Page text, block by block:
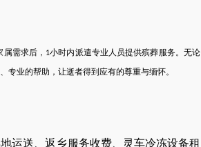
需求后， 1小时内派遣专业人员提供殡葬服务。无论
业的帮助，让逝者得到应有的尊重与缅怀。
运送 、返乡服务收费、 灵车冷冻设备租